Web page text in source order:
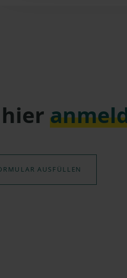
AUSFÜLLEN